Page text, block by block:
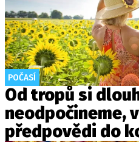
POČASÍ
Od tropů si
neodpočineme,
předpovědi do